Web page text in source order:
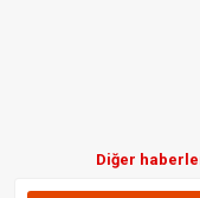
Diğer